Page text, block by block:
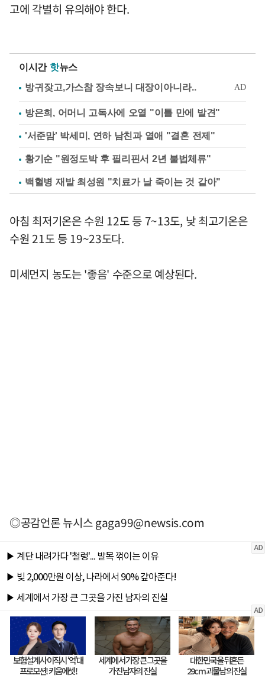
고에 각별히 유의해야 한다.
이시간 핫뉴스
방은희, 어머니 고독사에 오열 "이틀 만에 발견"
'서준맘' 박세미, 연하 남친과 열애 "결혼 전제"
황기순 "원정도박 후 필리핀서 2년 불법체류"
백혈병 재발 최성원 "치료가 날 죽이는 것 같아"
아침 최저기온은 수원 12도 등 7~13도, 낮 최고기온은
수원 21도 등 19~23도다.
미세먼지 농도는 '좋음' 수준으로 예상된다.
◎공감언론 뉴시스gaga99@newsis.com